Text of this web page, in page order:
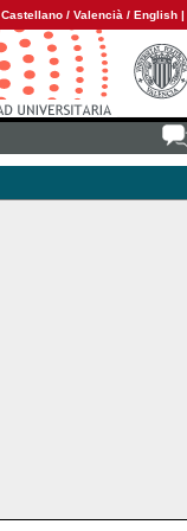
Castellano / Valencià / English |